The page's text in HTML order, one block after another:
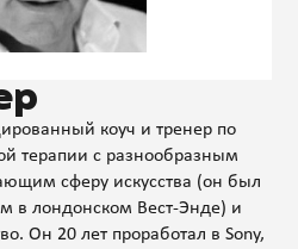
коуч и тренер по
терапии с разнообразным
сферу искусства (он был
в лондонском Вест-Энде) и
Он 20 лет проработал в Sony,